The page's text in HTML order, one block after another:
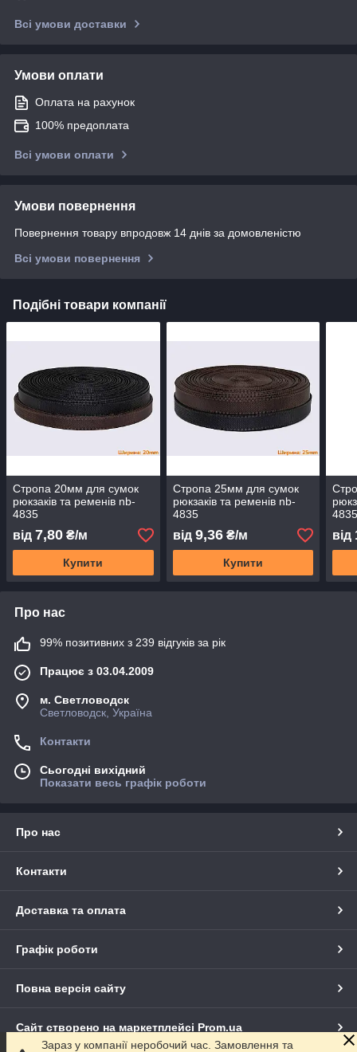
Всі умови доставки
Умови оплати
Оплата на рахунок
100% предоплата
Всі умови оплати
Умови повернення
Повернення товару впродовж 14 днів за домовленістю
Всі умови повернення
Подібні товари компанії
Стропа 20мм для сумок
рюкзаків та ременів nb-
4835
від 7,80 ₴/м
Купити
Стропа 25мм для сумок
рюкзаків та ременів nb-
4835
від 9,36₴/м
Купити
від
Про нас
99% позитивних з 239 відгуків за рік
Працює з 03.04.2009
м. Светловодск
Светловодск, Україна
Контакти
Сьогодні вихідний
Показати весь графік роботи
Про нас
Контакти
Доставка та оплата
Графік роботи
Повна версія сайту
Сайт створено на маркетплейсі Prom.ua
Зараз у компанії неробочий час. Замовлення та